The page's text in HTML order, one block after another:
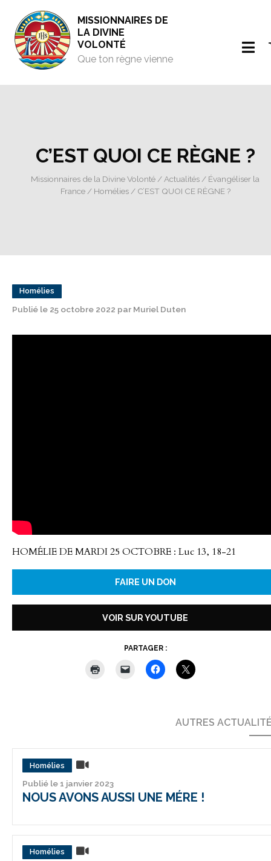
MISSIONNAIRES DE
LA DIVINE
VOLONTÉ
Que ton règne vienne
C’EST QUOI CE RÈGNE ?
Missionnaires de la Divine Volonté / Actualités / Évangéliser la
France/ Homélies/ C’EST QUOI CE RÈGNE ?
Homélies
Publié le 25 octobre 2022 par Muriel Duten
HOMÉLIE DE MARDI 25 OCTOBRE : Luc 13, 18-21
FAIRE UN DON
VOIR SUR YOUTUBE
PARTAGER :
AUTRES
Homélies
Publié le 1 janvier 2023
NOUS AVONS AUSSI UNE MÉRE !
Homélies